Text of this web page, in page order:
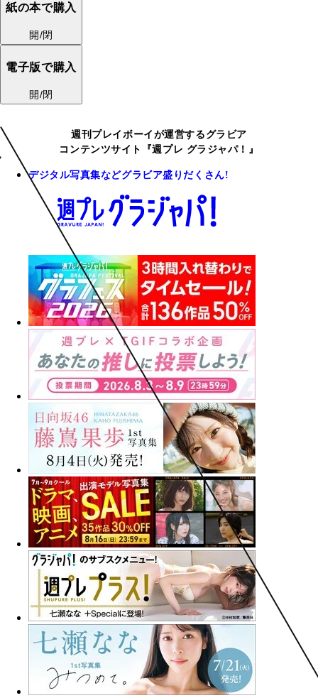
紙の本で購入
開/閉
電子版で購入
開/閉
週刊プレイボーイが運営するグラビア
コンテンツサイト『週プレ グラジャパ！』
デジタル写真集などグラビア盛りだくさん!